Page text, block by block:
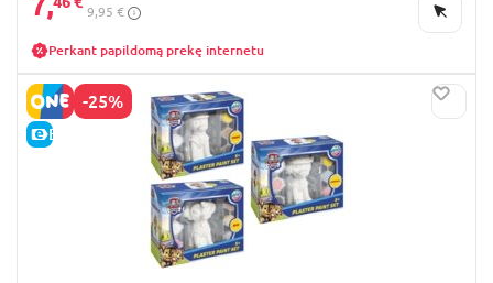
9,95 €
Perkant papildomą prekę internetu
-25%
E-KAINA